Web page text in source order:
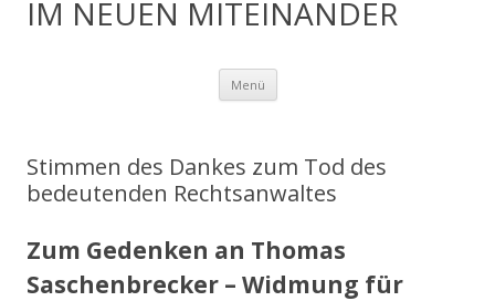
IM NEUEN MITEINANDER
Menü Zum
springen
Stimmen des Dankes zum Tod des
bedeutenden Rechtsanwaltes
Zum Gedenken an Thomas
Saschenbrecker – Widmung für